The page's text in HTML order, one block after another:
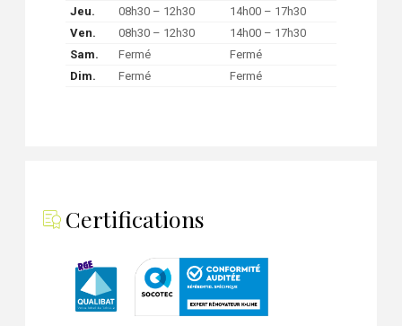
Jeu.
08h30 – 12h30
14h00 – 17h30
Ven.
08h30 – 12h30
14h00 – 17h30
Sam.
Fermé
Fermé
Dim.
Fermé Fermé
Certifications